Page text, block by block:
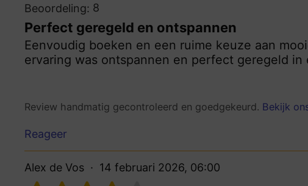
Beoordeling: 8
Perfect geregeld en ontspannen
Eenvoudig boeken en een ruime keuze aan
ervaring was ontspannen en perfect geregeld in
Review handmatig gecontroleerd en goedgekeurd. Bekijk
Reageer
Alex de Vos 14 februari 2026, 06:00